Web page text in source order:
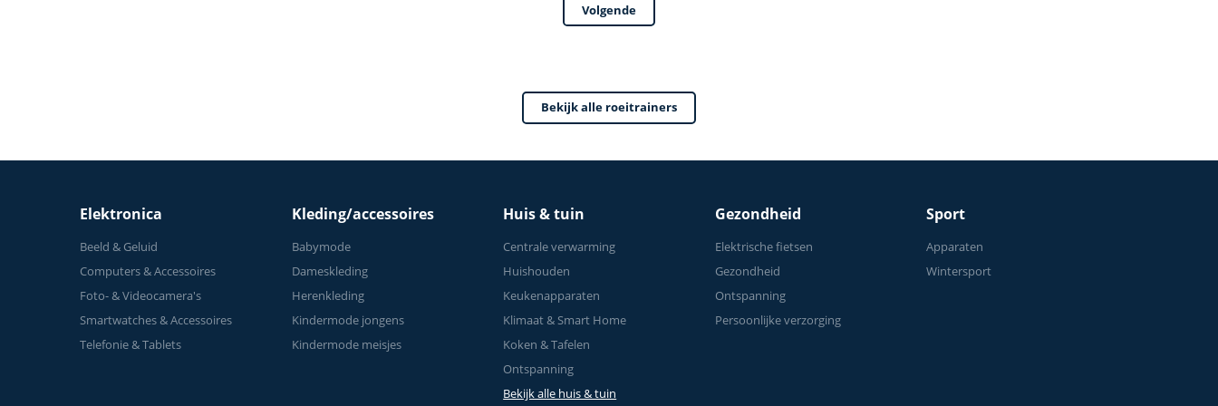
Complete Lichaamstraining
Volgende
Bekijk alle roeitrainers
Elektronica
Beeld & Geluid
Computers & Accessoires
Foto- & Videocamera's
Smartwatches & Accessoires
Telefonie & Tablets
Kleding/accessoires
Babymode
Dameskleding
Herenkleding
Kindermode jongens
Kindermode meisjes
Huis & tuin
Centrale verwarming
Huishouden
Keukenapparaten
Klimaat & Smart Home
Koken & Tafelen
Ontspanning
Bekijk alle huis & tuin
Gezondheid
Elektrische fietsen
Gezondheid
Ontspanning
Persoonlijke verzorging
Sport
Apparaten
Wintersport